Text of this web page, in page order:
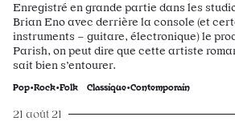
Enregistré en grande partie dans les
Brian Eno avec derrière la console (et
instruments – guitare, électronique) le
Parish, on peut dire que cette artiste
sait bien s’entourer.
Pop•Rock•Folk Classique•Contemporain
21 août 21